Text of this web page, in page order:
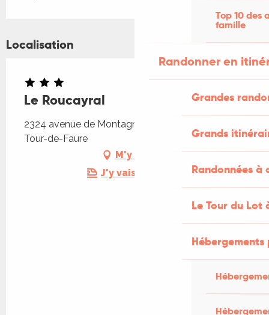
Top 10 des
famille
Randonner en
Grandes
Grands
Randonnées
Le Tour du Lot
Localisation
Le Roucayral
2324 avenue de Montagnac, Roucayral, 46330
Tour-de-Faure
M'y rendre
J'y vais en train !